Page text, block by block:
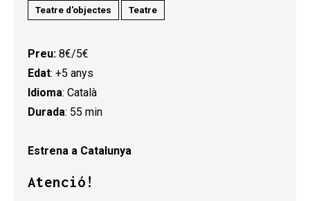
Teatre d'objectes Teatre
Preu: 8€/5€
Edat: +5 anys
Idioma: Català
Durada: 55 min
Estrena a Catalunya
Atenció!